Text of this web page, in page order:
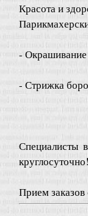
Красота и
- Окрашивание
- Стрижка
Специалисты
Прием заказов